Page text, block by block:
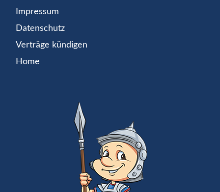
Impressum
Datenschutz
Verträge kündigen
Home